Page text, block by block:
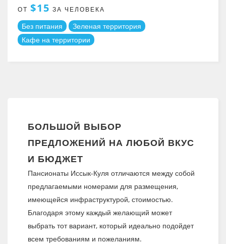
ОТ $15 ЗА ЧЕЛОВЕКА
Без питания
Зеленая территория
Кафе на территории
БОЛЬШОЙ ВЫБОР
ПРЕДЛОЖЕНИЙ НА ЛЮБОЙ ВКУС
И БЮДЖЕТ
Пансионаты Иссык-Куля отличаются между собой
предлагаемыми номерами для размещения,
имеющейся инфраструктурой, стоимостью.
Благодаря этому каждый желающий может
выбрать тот вариант, который идеально подойдет
всем требованиям и пожеланиям.